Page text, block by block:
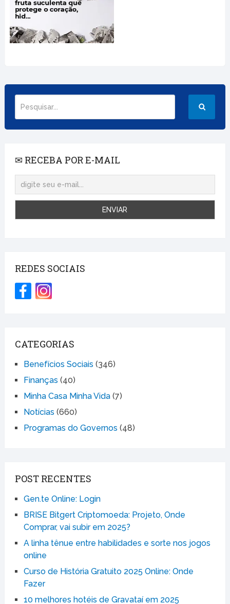
✉ RECEBA POR E-MAIL
REDES SOCIAIS
CATEGORIAS
Benefícios Sociais (346)
Finanças (40)
Minha Casa Minha Vida(7)
Notícias (660)
Programas do Governos (48)
POST RECENTES
Gen.te Online: Login
BRISE Bitgert Criptomoeda: Projeto, Onde
Comprar, vai subir em 2025?
A linha tênue entre habilidades e sorte nos jogos
online
Curso de História Gratuito 2025 Online: Onde
Fazer
10 melhores hotéis de Gravataí em 2025